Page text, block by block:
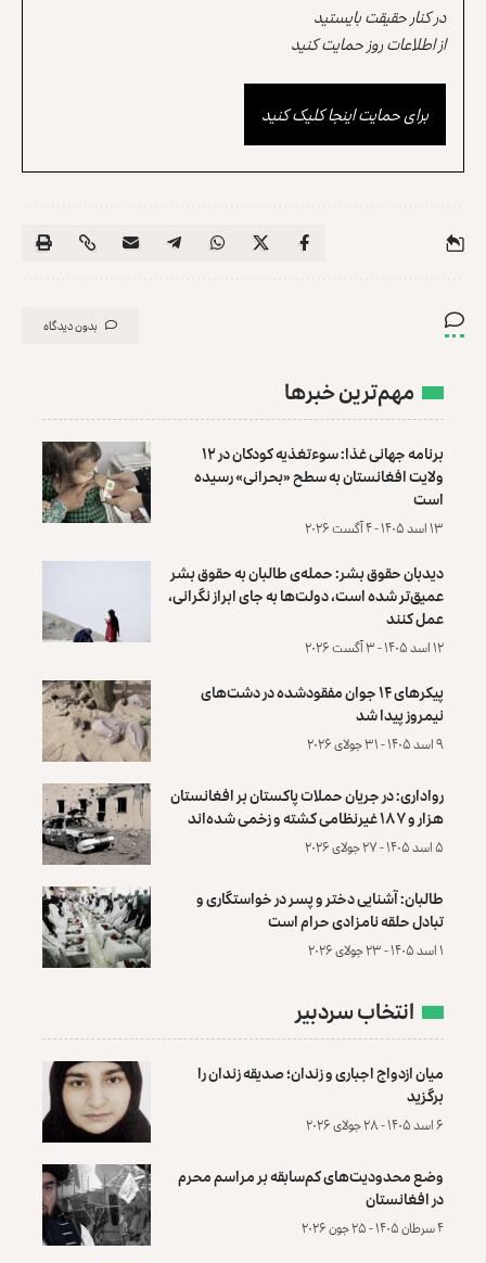
در کنار حقیقت بایستید
از اطلاعات روز حمایت کنید
برای حمایت اینجا کلیک کنید
بدون دیدگاه
مهم‌ترین خبرها
برنامه جهانی غذا: سوءتغذیه کودکان در ۱۲
ولایت افغانستان به سطح «بحرانی» رسیده
است
۱۳ اسد ۱۴۰۵ - ۴ آگست ۲۰۲۶
دیدبان حقوق بشر: حمله‌ی طالبان به حقوق بشر
عمیق‌تر شده است، دولت‌ها به جای ابراز نگرانی،
عمل کنند
۱۲ اسد ۱۴۰۵ - ۳ آگست ۲۰۲۶
پیکرهای ۱۴ جوان مفقودشده در دشت‌های
نیمروز پیدا شد
۹ اسد ۱۴۰۵ - ۳۱ جولای ۲۰۲۶
رواداری: در جریان حملات پاکستان بر افغانستان
هزار و ۱۸۷ غیرنظامی کشته و زخمی شده‌اند
۵ اسد ۱۴۰۵ - ۲۷ جولای ۲۰۲۶
طالبان: آشنایی دختر و پسر در خواستگاری و
تبادل حلقه نامزادی حرام است
۱ اسد ۱۴۰۵ - ۲۳ جولای ۲۰۲۶
انتخاب سردبیر
میان ازدواج اجباری و زندان؛ صدیقه زندان را
برگزید
۶ اسد ۱۴۰۵ - ۲۸ جولای ۲۰۲۶
وضع محدودیت‌های کم‌سابقه بر مراسم محرم
در افغانستان
۴ سرطان ۱۴۰۵ - ۲۵ جون ۲۰۲۶